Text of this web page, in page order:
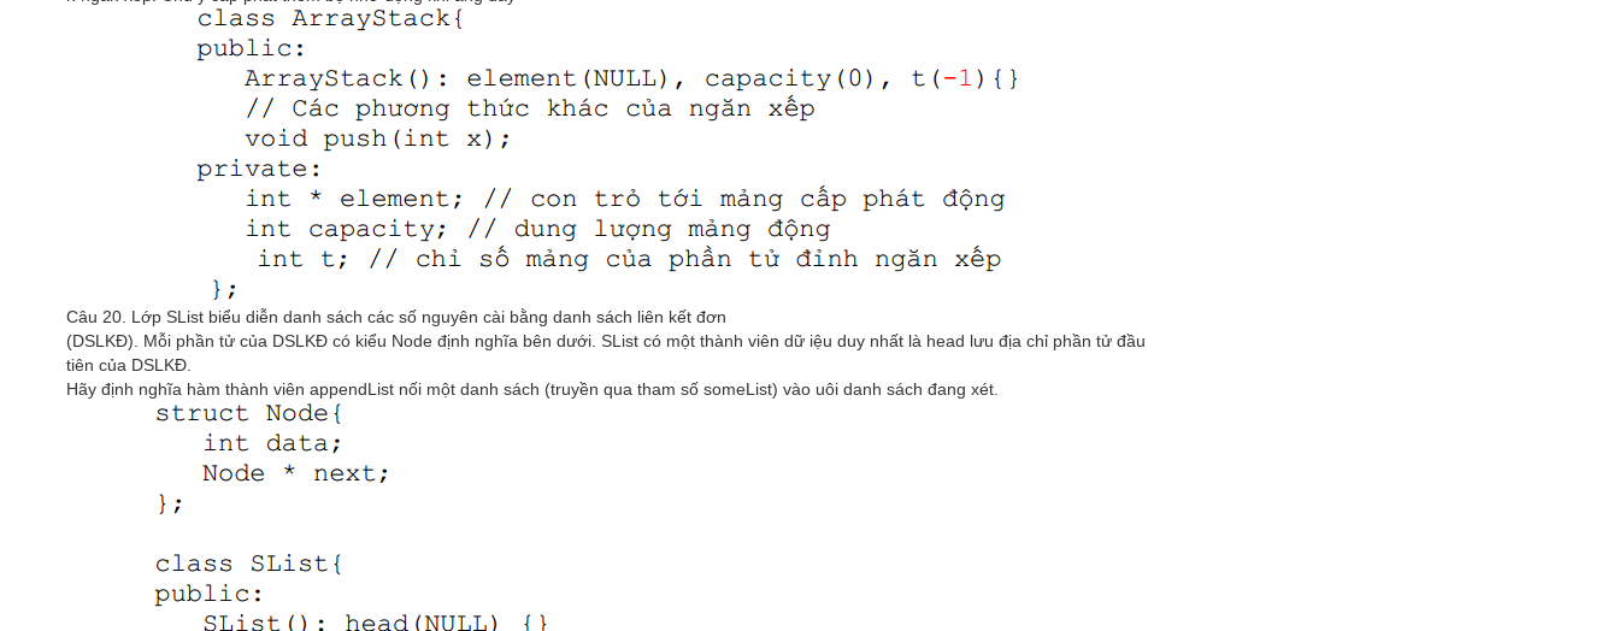
Câu 20. Lớp SList biểu diễn danh sách các số nguyên cài bằng danh sách liên kết đơn
(DSLKĐ). Mỗi phần tử của DSLKĐ có kiểu Node định nghĩa bên dưới. SList có một thành viên dữ iệu duy nhất là head lưu địa chỉ phần tử đầu
tiên của DSLKĐ.
Hãy định nghĩa hàm thành viên appendList nối một danh sách (truyền qua tham số someList) vào uôi danh sách đang xét.